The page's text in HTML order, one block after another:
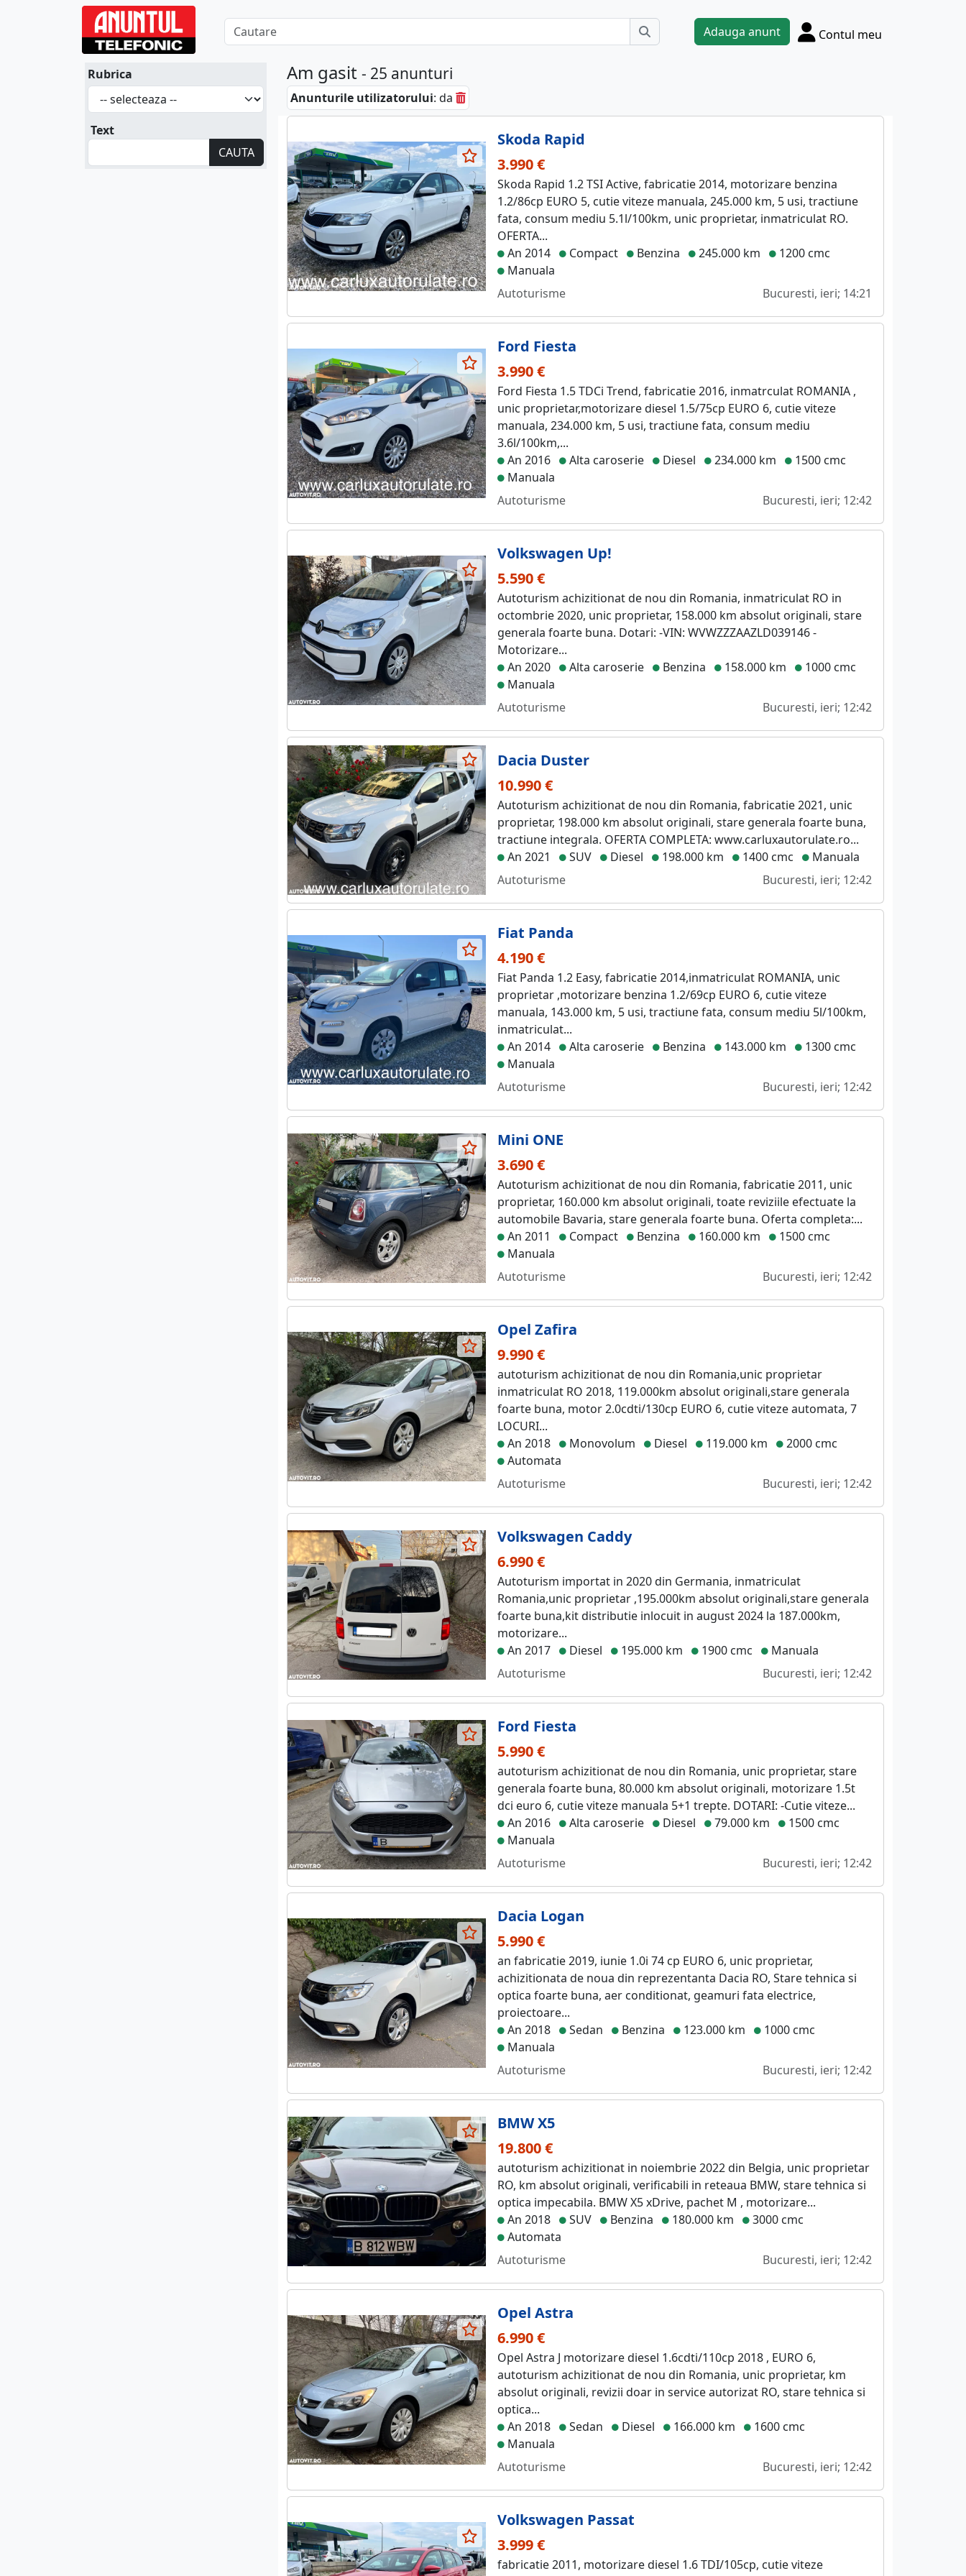
Adauga anunt Contul meu
Rubrica
Text
CAUTA
Am gasit - 25 anunturi
Anunturile utilizatorului: da
Skoda Rapid
3.990 €
Skoda Rapid 1.2 TSI Active, fabricatie 2014, motorizare benzina
1.2/86cp EURO 5, cutie viteze manuala, 245.000 km, 5 usi, tractiune
fata, consum mediu 5.1l/100km, unic proprietar, inmatriculat RO.
OFERTA...
An 2014
Compact Benzina 245.000 km
1200 cmc
Manuala
Autoturisme
Bucuresti, ieri; 14:21
Ford Fiesta
3.990 €
Ford Fiesta 1.5 TDCi Trend, fabricatie 2016, inmatrculat ROMANIA ,
unic proprietar,motorizare diesel 1.5/75cp EURO 6, cutie viteze
manuala, 234.000 km, 5 usi, tractiune fata, consum mediu
3.6l/100km,...
An 2016
Alta caroserie Diesel 234.000 km
1500 cmc
Manuala
Autoturisme
Bucuresti, ieri; 12:42
Volkswagen Up!
5.590 €
Autoturism achizitionat de nou din Romania, inmatriculat RO in
octombrie 2020, unic proprietar, 158.000 km absolut originali, stare
generala foarte buna. Dotari: -VIN: WVWZZZAAZLD039146 -
Motorizare...
An 2020
Alta caroserie Benzina 158.000 km
1000 cmc
Manuala
Autoturisme
Bucuresti, ieri; 12:42
Dacia Duster
10.990 €
Autoturism achizitionat de nou din Romania, fabricatie 2021, unic
proprietar, 198.000 km absolut originali, stare generala foarte buna,
tractiune integrala. OFERTA COMPLETA: www.carluxautorulate.ro...
An 2021
SUV Diesel 198.000 km 1400 cmc
Manuala
Autoturisme
Bucuresti, ieri; 12:42
Fiat Panda
4.190 €
Fiat Panda 1.2 Easy, fabricatie 2014,inmatriculat ROMANIA, unic
proprietar ,motorizare benzina 1.2/69cp EURO 6, cutie viteze
manuala, 143.000 km, 5 usi, tractiune fata, consum mediu 5l/100km,
inmatriculat...
An 2014
Alta caroserie Benzina 143.000 km
1300 cmc
Manuala
Autoturisme
Bucuresti, ieri; 12:42
Mini ONE
3.690 €
Autoturism achizitionat de nou din Romania, fabricatie 2011, unic
proprietar, 160.000 km absolut originali, toate reviziile efectuate la
automobile Bavaria, stare generala foarte buna. Oferta completa:...
An 2011
Compact Benzina 160.000 km
1500 cmc
Manuala
Autoturisme
Bucuresti, ieri; 12:42
Opel Zafira
9.990 €
autoturism achizitionat de nou din Romania,unic proprietar
inmatriculat RO 2018, 119.000km absolut originali,stare generala
foarte buna, motor 2.0cdti/130cp EURO 6, cutie viteze automata, 7
LOCURI...
An 2018
Monovolum Diesel 119.000 km
2000 cmc
Automata
Autoturisme
Bucuresti, ieri; 12:42
Volkswagen Caddy
6.990 €
Autoturism importat in 2020 din Germania, inmatriculat
Romania,unic proprietar ,195.000km absolut originali,stare generala
foarte buna,kit distributie inlocuit in august 2024 la 187.000km,
motorizare...
An 2017
Diesel 195.000 km 1900 cmc
Manuala
Autoturisme
Bucuresti, ieri; 12:42
Ford Fiesta
5.990 €
autoturism achizitionat de nou din Romania, unic proprietar, stare
generala foarte buna, 80.000 km absolut originali, motorizare 1.5t
dci euro 6, cutie viteze manuala 5+1 trepte. DOTARI: -Cutie viteze...
An 2016
Alta caroserie Diesel 79.000 km
1500 cmc
Manuala
Autoturisme
Bucuresti, ieri; 12:42
Dacia Logan
5.990 €
an fabricatie 2019, iunie 1.0i 74 cp EURO 6, unic proprietar,
achizitionata de noua din reprezentanta Dacia RO, Stare tehnica si
optica foarte buna, aer conditionat, geamuri fata electrice,
proiectoare...
An 2018
Sedan Benzina 123.000 km
1000 cmc
Manuala
Autoturisme
Bucuresti, ieri; 12:42
BMW X5
19.800 €
autoturism achizitionat in noiembrie 2022 din Belgia, unic proprietar
RO, km absolut originali, verificabili in reteaua BMW, stare tehnica si
optica impecabila. BMW X5 xDrive, pachet M , motorizare...
An 2018
SUV Benzina 180.000 km
3000 cmc
Automata
Autoturisme
Bucuresti, ieri; 12:42
Opel Astra
6.990 €
Opel Astra J motorizare diesel 1.6cdti/110cp 2018 , EURO 6,
autoturism achizitionat de nou din Romania, unic proprietar, km
absolut originali, revizii doar in service autorizat RO, stare tehnica si
optica...
An 2018
Sedan Diesel 166.000 km
1600 cmc
Manuala
Autoturisme
Bucuresti, ieri; 12:42
Volkswagen Passat
3.999 €
fabricatie 2011, motorizare diesel 1.6 TDI/105cp, cutie viteze